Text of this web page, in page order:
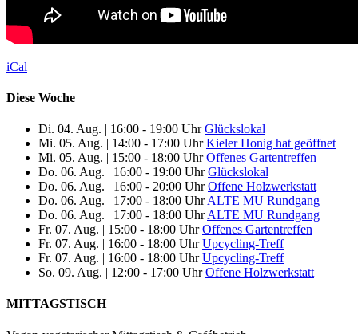
iCal
Diese Woche
Di. 04. Aug. | 16:00 - 19:00 Uhr Glückslokal
Mi. 05. Aug. | 14:00 - 17:00 Uhr Kieler Honig hat geöffnet
Mi. 05. Aug. | 15:00 - 18:00 Uhr Offenes Gartentreffen
Do. 06. Aug. | 16:00 - 19:00 Uhr Glückslokal
Do. 06. Aug. | 16:00 - 20:00 Uhr Offene Holzwerkstatt
Do. 06. Aug. | 17:00 - 18:00 Uhr ALTE MU Rundgang
Do. 06. Aug. | 17:00 - 18:00 Uhr ALTE MU Rundgang
Fr. 07. Aug. | 15:00 - 18:00 Uhr Offenes Gartentreffen
Fr. 07. Aug. | 16:00 - 18:00 Uhr Upcycling-Treff
Fr. 07. Aug. | 16:00 - 18:00 Uhr Upcycling-Treff
So. 09. Aug. | 12:00 - 17:00 Uhr Offene Holzwerkstatt
MITTAGSTISCH